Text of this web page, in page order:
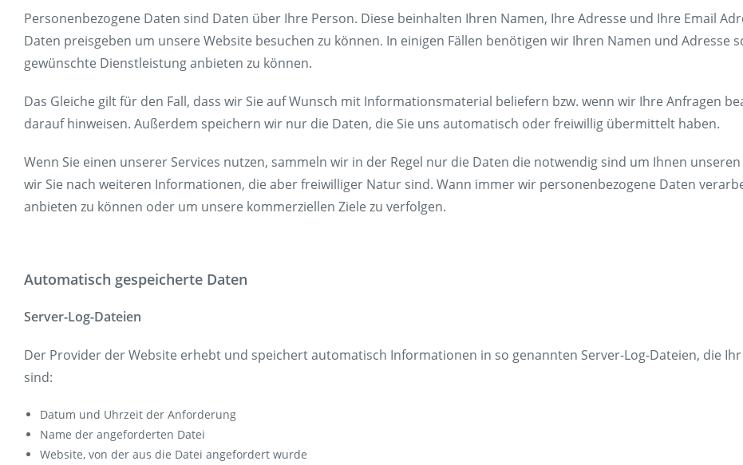
Personenbezogene Daten sind Daten über Ihre Person. Diese beinhalten Ihren Namen, Ihre Adresse und Ihre Email
Daten preisgeben um unsere Website besuchen zu können. In einigen Fällen benötigen wir Ihren Namen und Adresse
gewünschte Dienstleistung anbieten zu können.
Das Gleiche gilt für den Fall, dass wir Sie auf Wunsch mit Informationsmaterial beliefern bzw. wenn wir Ihre Anfragen
darauf hinweisen. Außerdem speichern wir nur die Daten, die Sie uns automatisch oder freiwillig übermittelt haben.
Wenn Sie einen unserer Services nutzen, sammeln wir in der Regel nur die Daten die notwendig sind um Ihnen
wir Sie nach weiteren Informationen, die aber freiwilliger Natur sind. Wann immer wir personenbezogene Daten
anbieten zu können oder um unsere kommerziellen Ziele zu verfolgen.
Automatisch gespeicherte Daten
Server-Log-Dateien
Der Provider der Website erhebt und speichert automatisch Informationen in so genannten Server-Log-Dateien, die
sind:
Datum und Uhrzeit der Anforderung
Name der angeforderten Datei
Website, von der aus die Datei angefordert wurde